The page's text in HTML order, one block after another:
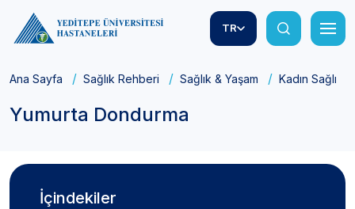
TR
Ana Sayfa Sağlık Rehberi Sağlık & Yaşam Kadın Sağlığı
Yumurta Dondurma
İçindekiler